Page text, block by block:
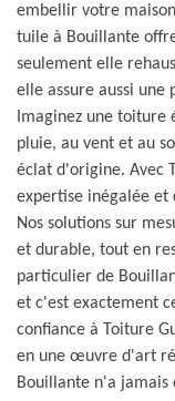
embellir votre
tuile à Bouillante
seulement elle
elle assure aussi
Imaginez une
pluie, au vent et au
éclat d'origine. Avec
expertise inégalée et
Nos solutions sur
et durable, tout en
particulier de
et c'est exactement
confiance à Toiture
en une œuvre d'art
Bouillante n'a jamais